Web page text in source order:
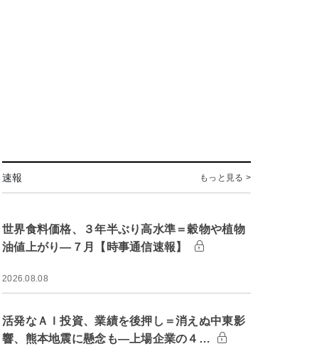
速報 もっと見る >
世界食料価格、３年半ぶり高水準＝穀物や植物
油値上がり―７月【時事通信速報】
2026.08.08
活発なＡＩ投資、業績を後押し＝消えぬ中東影
響、熊本地震に懸念も―上場企業の４…